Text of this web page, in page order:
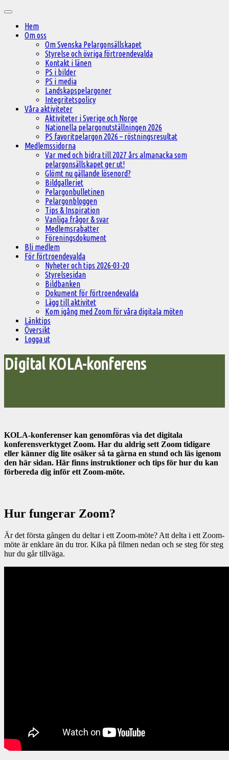
innehåll
Huvudmeny
Hem
Om oss
Om Svenska Pelargonsällskapet
Styrelse och övriga förtroendevalda
Kontakt i länen
PS i bilder
PS i media
Landskapspelargoner
Integritetspolicy
Våra aktiviteter
Aktiviteter i Sverige och Norge
Nationella pelargonutställningen 2026
PS favoritpelargon 2026 – röstningsresultat
Medlemssidorna
Var med och bidra till 2027 års almanacka som
pelargonsällskapet ger ut!
Glömt nu gällande lösenord?
Bildgalleriet
Pelargonbulletinen
Pelargonbloggen
Tips & Inspiration
Vanliga frågor & svar
Medlemsrabatter
Föreningsdokument
Bli medlem
För förtroendevalda
Nyheter och tips 2026-03-20
Styrelsesidan
Bildbanken
Dokument för förtroendevalda
Lägg till aktivitet
Kom igång med Zoom för våra digitala möten
Länktips
Översikt
Logga ut
Digital KOLA-konferens
KOLA-konferenser kan genomföras via det digitala
konferensverktyget Zoom. Har du aldrig sett Zoom tidigare
eller känner dig lite osäker så ta gärna en stund och läs igenom
den här sidan. Här finns instruktioner och tips för hur du kan
förbereda dig inför ett Zoom-möte.
Hur fungerar Zoom?
Är det första gången du deltar i ett Zoom-möte? Att delta i ett Zoom-
möte är enklare än du tror. Kika på filmen nedan och se steg för steg
hur du går tillväga.